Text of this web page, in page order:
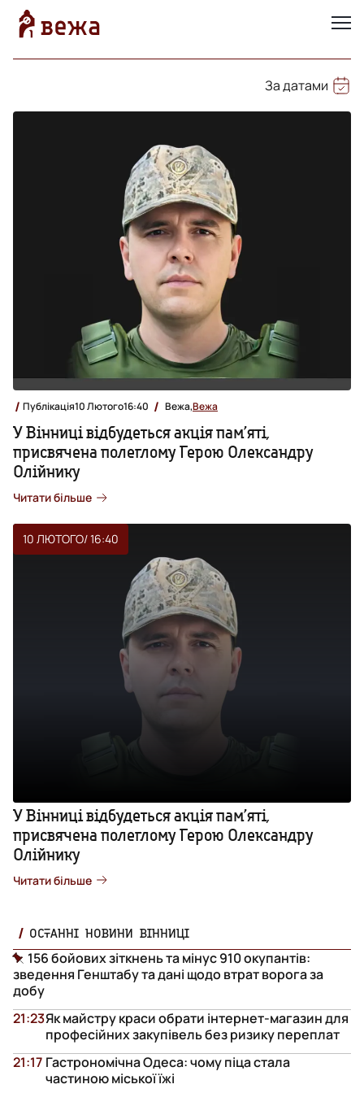
За датами
Публікація10 Лютого16:40 Вежа,Вежа
У Вінниці відбудеться акція пам’яті,
присвячена полеглому Герою Олександру
Олійнику
Читати більше
10 ЛЮТОГО/ 16:40
У Вінниці відбудеться акція пам’яті,
присвячена полеглому Герою Олександру
Олійнику
Читати більше
ОСТАННІ НОВИНИ ВІННИЦІ
156 бойових зіткнень та мінус 910 окупантів:
зведення Генштабу та дані щодо втрат ворога за
добу
Як майстру краси обрати інтернет-магазин для
професійних закупівель без ризику переплат
21:23
Гастрономічна Одеса: чому піца стала
частиною міської їжі
21:17